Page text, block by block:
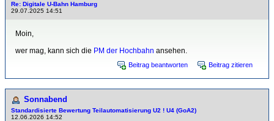
Re: Digitale U-Bahn Hamburg
29.07.2025 14:51
Moin,
wer mag, kann sich die PM der Hochbahn ansehen.
Beitrag beantworten Beitrag zitieren
Sonnabend
Standardisierte Bewertung Teilautomatisierung U2 ! U4 (GoA2)
12.06.2026 14:52